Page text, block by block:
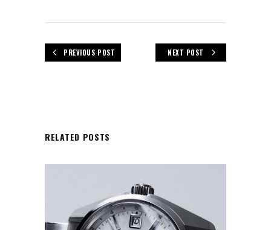
PREVIOUS POST NEXT POST
RELATED POSTS